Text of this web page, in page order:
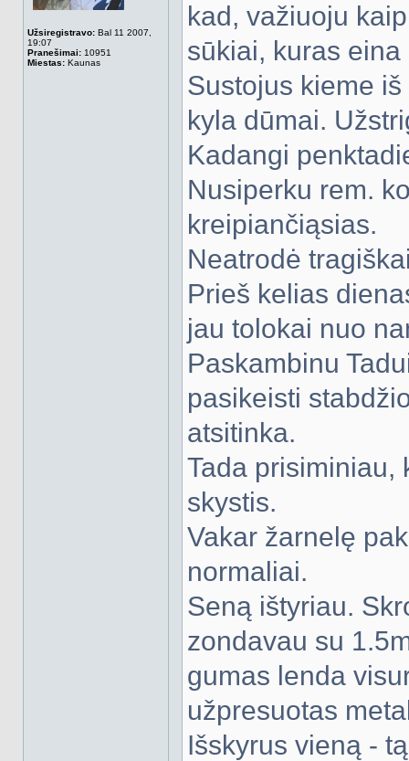
Užsiregistravo: Bal 11 2007,
19:07
Pranešimai: 10951
Miestas: Kaunas
kad, važiuoju
sūkiai, kuras
Sustojus kieme
kyla dūmai.
Kadangi
Nusiperku rem.
kreipiančiąsias.
Neatrodė
Prieš kelias
jau tolokai nuo
Paskambinu
pasikeisti
atsitinka.
Tada prisiminiau,
skystis.
Vakar žarnelę
normaliai.
Seną ištyriau.
zondavau su
gumas lenda
užpresuotas
Išskyrus vieną -